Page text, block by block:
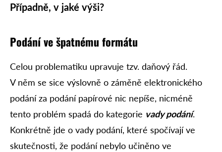
Případně, v jaké výši?
Podání ve špatnému formátu
Celou problematiku upravuje tzv. daňový řád.
V něm se sice výslovně o záměně elektronického
podání za podání papírové nic nepíše, nicméně
tento problém spadá do kategorie vady podání.
Konkrétně jde o vady podání, které spočívají ve
skutečnosti, že podání nebylo učiněno ve